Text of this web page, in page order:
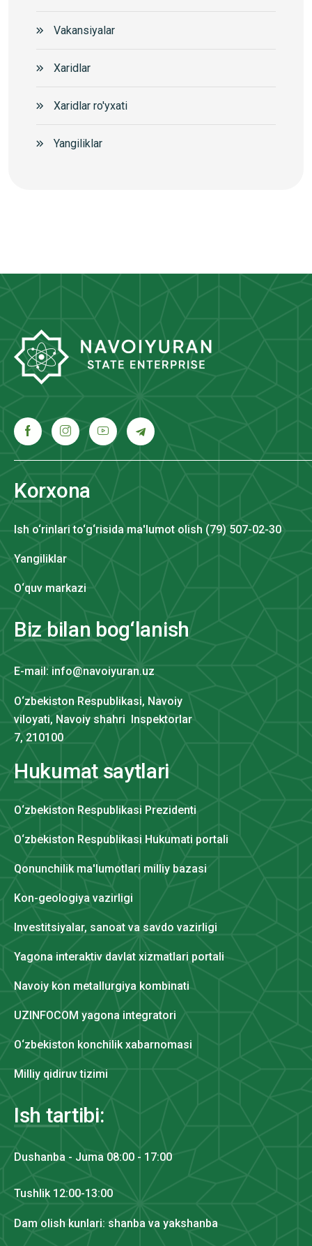
Vakansiyalar
Xaridlar
Xaridlar ro'yxati
Yangiliklar
Korxona
Ish o‘rinlari to‘g‘risida ma'lumot olish (79) 507-02-30
Yangiliklar
O‘quv markazi
Biz bilan bog‘lanish
E-mail: info@navoiyuran.uz
O‘zbekiston Respublikasi, Navoiy
viloyati, Navoiy shahri Inspektorlar
7, 210100
Hukumat saytlari
O‘zbekiston Respublikasi Prezidenti
O‘zbekiston Respublikasi Hukumati portali
Qonunchilik ma'lumotlari milliy bazasi
Kon-geologiya vazirligi
Investitsiyalar, sanoat va savdo vazirligi
Yagona interaktiv davlat xizmatlari portali
Navoiy kon metallurgiya kombinati
UZINFOCOM yagona integratori
O‘zbekiston konchilik xabarnomasi
Milliy qidiruv tizimi
Ish tartibi:
Dushanba - Juma 08:00 - 17:00
Tushlik 12:00-13:00
Dam olish kunlari: shanba va yakshanba